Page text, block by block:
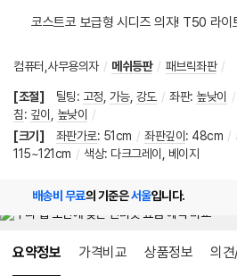
코스트코 보급형 시디즈 의자! T50 라이
컴퓨터,사무용의자 / 메쉬등판 / 패브릭좌판 /
[조절] 틸팅: 고정 가능, 강도 / 좌판: 높낮이 /
침: 깊이 높낮이
/
[크기]
좌판가로: 51cm / 좌판깊이 : 48cm /
115~121cm / 색상: 다크그레이, 베이지
배송비 무료의 기준은서울입니다.
요약정보 가격비교 상품정보 의